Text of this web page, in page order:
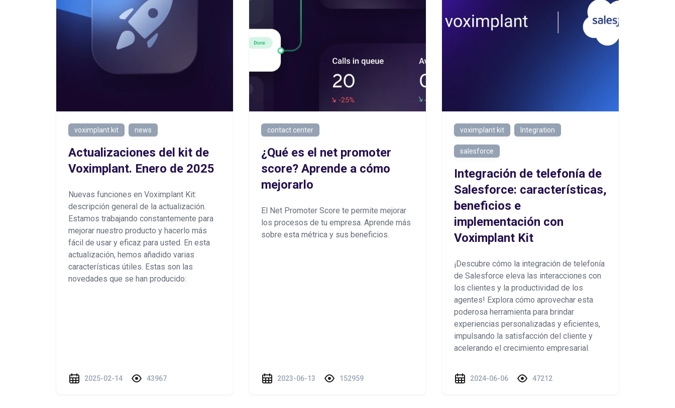
voximplant kit news
Actualizaciones del kit de
Voximplant. Enero de 2025
Nuevas funciones en Voximplant Kit:
descripción general de la actualización.
Estamos trabajando constantemente para
mejorar nuestro producto y hacerlo más
fácil de usar y eficaz para usted. En esta
actualización, hemos añadido varias
características útiles. Estas son las
novedades que se han producido:
2025-02-14 43967
contact center
¿Qué es el net promoter
score? Aprende a cómo
mejorarlo
El Net Promoter Score te permite mejorar
los procesos de tu empresa. Aprende más
sobre esta métrica y sus beneficios.
2023-06-13 152959
voximplant kit Integration
salesforce
Integración de telefonía de
Salesforce: características,
beneficios e
implementación con
Voximplant Kit
¡Descubre cómo la integración de telefonía
de Salesforce eleva las interacciones con
los clientes y la productividad de los
agentes! Explora cómo aprovechar esta
poderosa herramienta para brindar
experiencias personalizadas y eficientes,
impulsando la satisfacción del cliente y
acelerando el crecimiento empresarial.
2024-06-06 47212